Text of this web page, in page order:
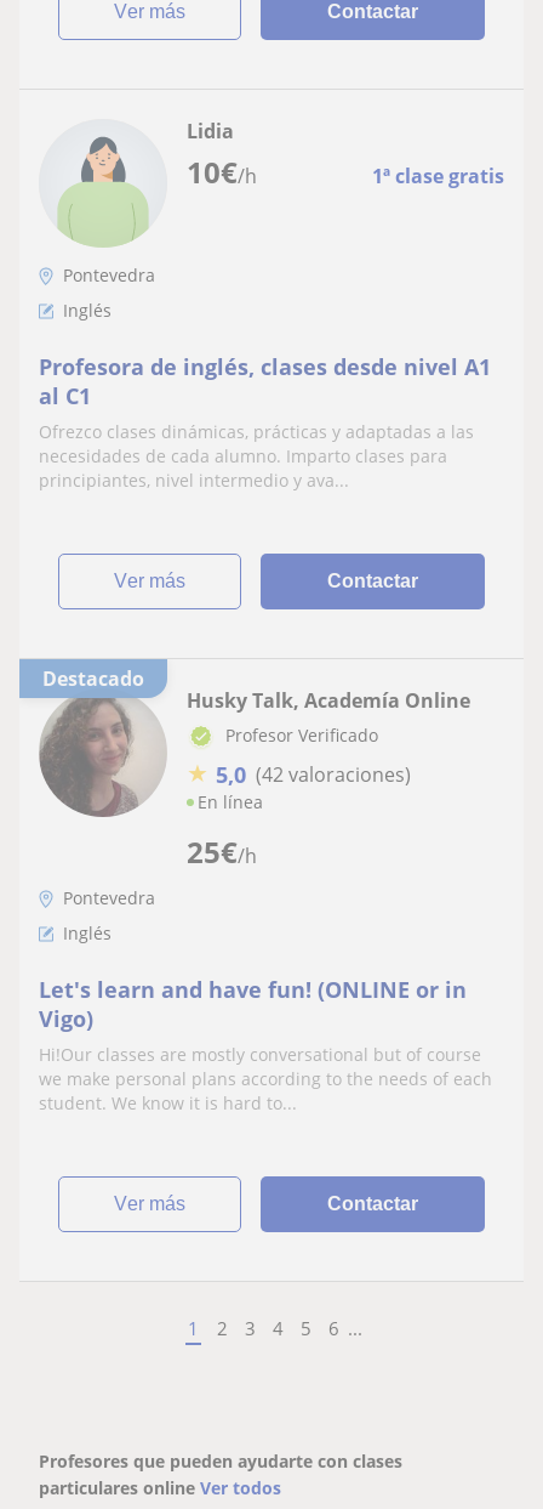
ver más Contactar
10€/h 1ª clase gratis
Lidia
Pontevedra
Inglés
Profesora de inglés, clases desde nivel A1
al C1
Ofrezco clases dinámicas, prácticas y adaptadas a las
necesidades de cada alumno. Imparto clases para
principiantes, nivel intermedio y ava...
ver más Contactar
Destacado
25€/h
Husky Talk, Academía Online
Profesor Verificado
★ 5,0 (42 valoraciones)
En línea
Pontevedra
Inglés
Let's learn and have fun! (ONLINE or in
Vigo)
Hi!Our classes are mostly conversational but of course
we make personal plans according to the needs of each
student. We know it is hard to...
ver más Contactar
1 2 3 4 5 6 ...
Profesores que pueden ayudarte con clases
particulares online Ver todos